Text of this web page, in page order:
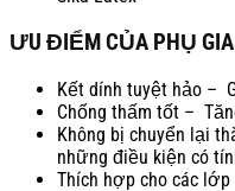
ƯU ĐIỂM CỦA PHỤ GIA
Kết dính tuyệt hảo –
Chống thấm tốt –
Không bị chuyển lại
những điều kiện có
Thích hợp cho các